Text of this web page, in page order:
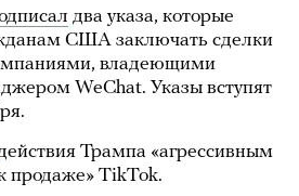
два указа, которые
США заключать сделки
владеющими
WeChat. Указы вступят
Трампа «агрессивным
продаже» TikTok.